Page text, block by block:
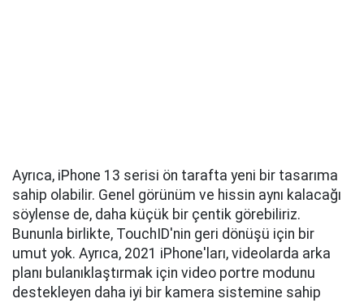
Ayrıca, iPhone 13 serisi ön tarafta yeni bir tasarıma
sahip olabilir. Genel görünüm ve hissin aynı kalacağı
söylense de, daha küçük bir çentik görebiliriz.
Bununla birlikte, TouchID'nin geri dönüşü için bir
umut yok. Ayrıca, 2021 iPhone'ları, videolarda arka
planı bulanıklaştırmak için video portre modunu
destekleyen daha iyi bir kamera sistemine sahip